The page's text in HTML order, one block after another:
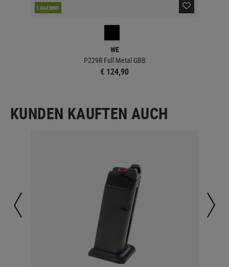
LAGERND
WE
P229R Full Metal GBB
€ 124,90
KUNDEN KAUFTEN AUCH